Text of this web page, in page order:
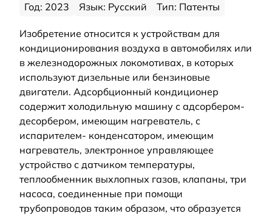
Год: 2023 Язык: Русский Тип: Патенты
Изобретение относится к устройствам для
кондиционирования воздуха в автомобилях или
в железнодорожных локомотивах, в которых
используют дизельные или бензиновые
двигатели. Адсорбционный кондиционер
содержит холодильную машину с адсорбером-
десорбером, имеющим нагреватель, с
испарителем- конденсатором, имеющим
нагреватель, электронное управляющее
устройство с датчиком температуры,
теплообменник выхлопных газов, клапаны, три
насоса, соединенные при помощи
трубопроводов таким образом, что образуется